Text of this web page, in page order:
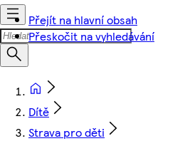
Přejít na hlavní obsah
Přeskočit na vyhledávání
Dítě
Strava pro děti